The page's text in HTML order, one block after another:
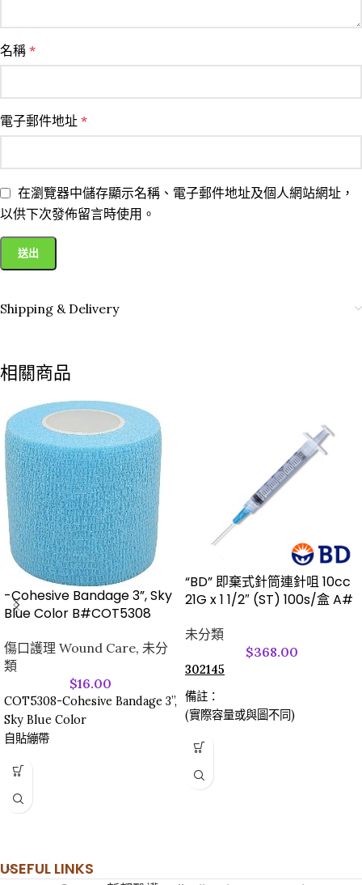
名稱 *
電子郵件地址 *
在瀏覽器中儲存顯示名稱、電子郵件地址及個人網站網址，
以供下次發佈留言時使用。
Shipping & Delivery
相關商品
-Cohesive Bandage 3”, Sky
Blue Color B#COT5308
傷口護理 Wound Care, 未分
類
$16.00
COT5308-Cohesive Bandage 3”,
Sky Blue Color
自貼繃帶
“BD” 即棄式針筒連針咀 10cc
21G x 1 1/2″ (ST) 100s/盒 A#
未分類
$368.00
302145
備註：
(實際容量或與圖不同)
USEFUL LINKS